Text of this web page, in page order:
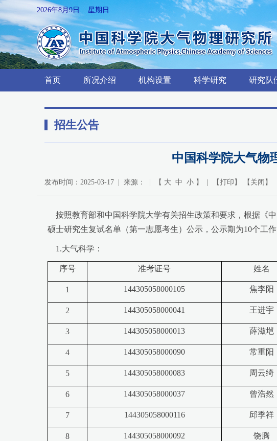
2026年8月9日 星期日
首页 所况介绍 机构设置 科学研究 研究队
招生公告
中国科学院大气物
发布时间：2025-03-17 | 来源： | 【 大 中 小 】 | 【打印 】 【 关闭 】
按照教育部和中国科学院大学有关招生政策和要求，根据《
硕士研究生复试名单（第一志愿考生）公示，公示期为10个工作
1.大气科学：
序号 准考证号 姓名
1 144305058000105 焦李阳
2 144305058000041 王进宇
3 144305058000013 薛滋垲
4 144305058000090 常重阳
5 144305058000083 周云绮
6 144305058000037 曾浩然
7 144305058000116 邱季祥
8 144305058000092 饶腾